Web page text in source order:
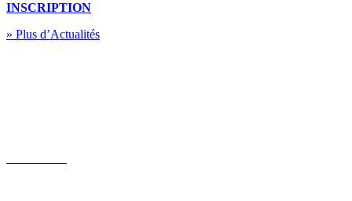
INSCRIPTION
» Plus d’Actualités